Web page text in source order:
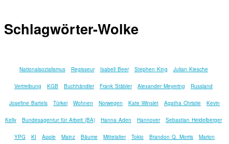
Schlagwörter-Wolke
Nationalsozialismus Regisseur Isabell Beer Stephen King Julian Kiesche
Vertreibung KGB Buchhändler Frank Stäbler Alexander Meyering Russland
Josefine Bartels Türkei Wohnen Norwegen Kate Winslet Agatha Christie Kevin
Kelly Bundesagentur für Arbeit (BA) Hanna Aden Hannover Sebastian Heidelberger
YPG KI Apple Mainz Bäume Mittelalter Tokio Brandon Q. Morris Marion